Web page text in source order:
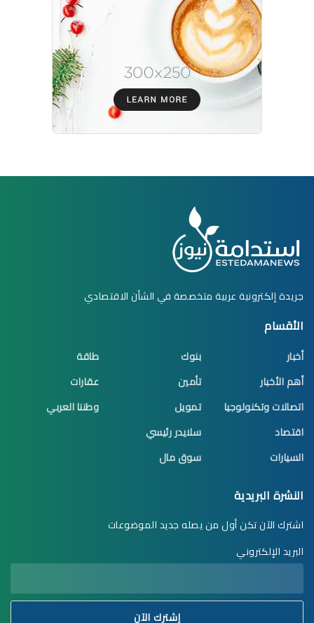
جريدة إلكترونية عربية متخصصة في الشأن الاقتصادي
الأقسام
أخبار
أهم الأخبار
اتصالات وتكنولوجيا
اقتصاد
السيارات
بنوك
تأمين
تمويل
سلايدر رئيسي
سوق مال
طاقة
عقارات
وطننا العربي
النشرة البريدية
اشترك الآن تكن أول من يصله جديد الموضوعات
البريد الإلكتروني